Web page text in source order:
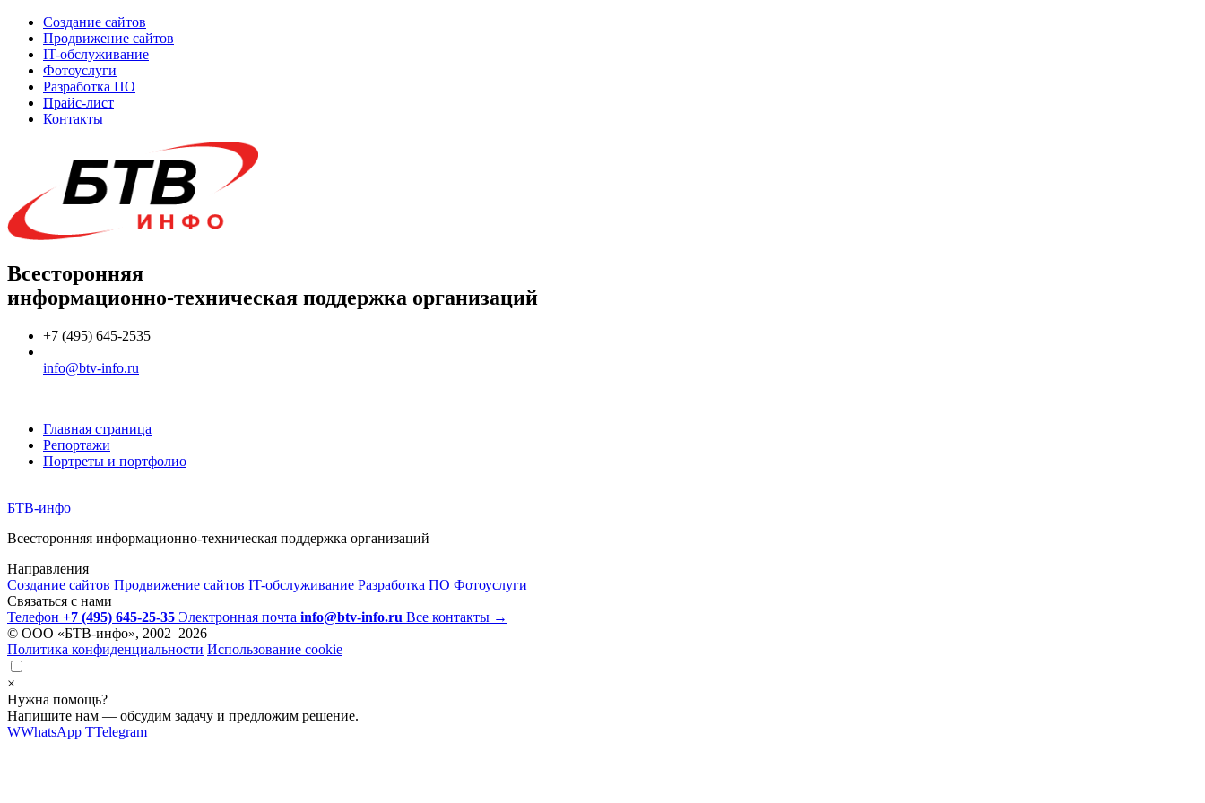
Создание сайтов
Продвижение сайтов
IT-обслуживание
Фотоуслуги
Разработка ПО
Прайс-лист
Контакты
Всесторонняя
информационно-техническая поддержка организаций
+7 (495) 645-2535
info@btv-info.ru
Главная страница
Репортажи
Портреты и портфолио
БТВ-инфо
Всесторонняя информационно-техническая поддержка организаций
Направления
Создание сайтов Продвижение сайтов IT-обслуживание Разработка ПО Фотоуслуги
Связаться с нами
Телефон +7 (495) 645-25-35 Электронная почта info@btv-info.ru Все контакты →
© ООО «БТВ-инфо», 2002–2026
Политика конфиденциальности Использование cookie
×
Нужна помощь?
Напишите нам — обсудим задачу и предложим решение.
WWhatsApp TTelegram